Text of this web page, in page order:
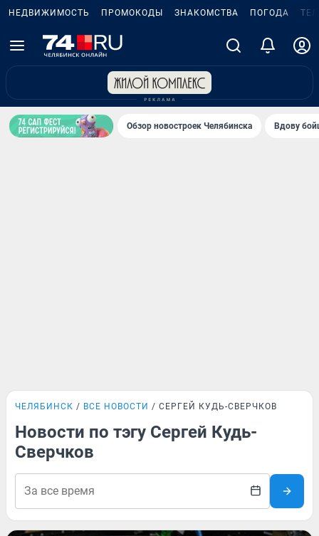
НЕДВИЖИМОСТЬ ПРОМОКОДЫ ЗНАКОМСТВА ПОГОДА
Обзор новостроек Челябинска Вдову
ЧЕЛЯБИНСК ВСЕ НОВОСТИ СЕРГЕЙ КУДЬ-СВЕРЧКОВ
Новости по тэгу Сергей Кудь-
Сверчков